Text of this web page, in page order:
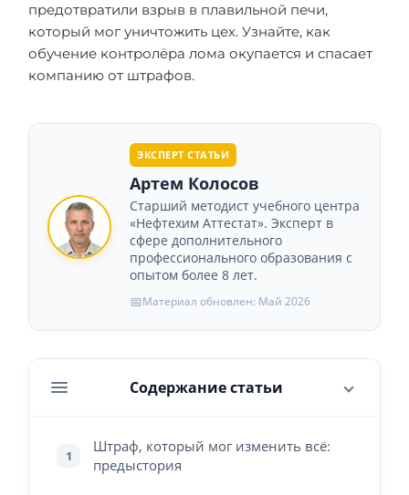
предотвратили взрыв в плавильной печи,
который мог уничтожить цех. Узнайте, как
обучение контролёра лома окупается и спасает
компанию от штрафов.
ЭКСПЕРТ СТАТЬИ
Артем Колосов
Старший методист учебного центра
«Нефтехим Аттестат». Эксперт в
сфере дополнительного
профессионального образования с
опытом более 8 лет.
📅Материал обновлен: Май 2026
Содержание статьи
1
Штраф, который мог изменить всё:
предыстория